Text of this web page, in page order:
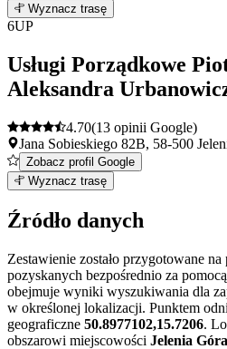
+
−
Wyznacz trasę
6UP
Usługi Porządkowe
Aleksandra
4.70(13 opinii Google)
Jana Sobieskiego 82B, 58-500
Zobacz profil Google
+
−
Wyznacz trasę
Źródło danych
Zestawienie zostało przygotowane
pozyskanych bezpośrednio za
obejmuje wyniki wyszukiwania dla
w określonej lokalizacji. Punktem
geograficzne 50.8977102,15.7206.
obszarowi miejscowości Jelenia Góra